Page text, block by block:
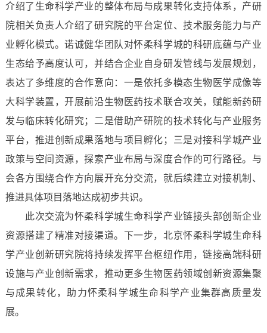
介绍了生命科学产业的整体布局与成果转化支持体系，产研
院相关负责人介绍了研究院的平台定位、技术服务能力与产
业孵化模式。诺诚健华团队对怀柔科学城的科研底蕴与产业
生态给予高度认可，并结合企业自身研发管线与发展规划，
表达了多维度的合作意向：一是依托多模态生物医学成像等
大科学装置，开展前沿生物医药技术联合攻关，赋能新药研
发与临床转化研究；二是借助产研院的技术转化与产业服务
平台，推进创新成果落地与项目孵化；三是对接科学城产业
政策与空间资源，探索产业布局与深度合作的可行路径。与
会各方围绕合作方向展开充分交流，就后续建立对接机制、
推进具体项目落地达成初步共识。
此次交流为怀柔科学城生命科学产业链接头部创新企业
资源搭建了精准对接渠道。下一步，北京怀柔科学城生命科
学产业创新研究院将持续发挥平台枢纽作用，链接高端科研
设施与产业创新需求，推动更多生物医药领域创新资源集聚
与成果转化，助力怀柔科学城生命科学产业集群高质量发
展。